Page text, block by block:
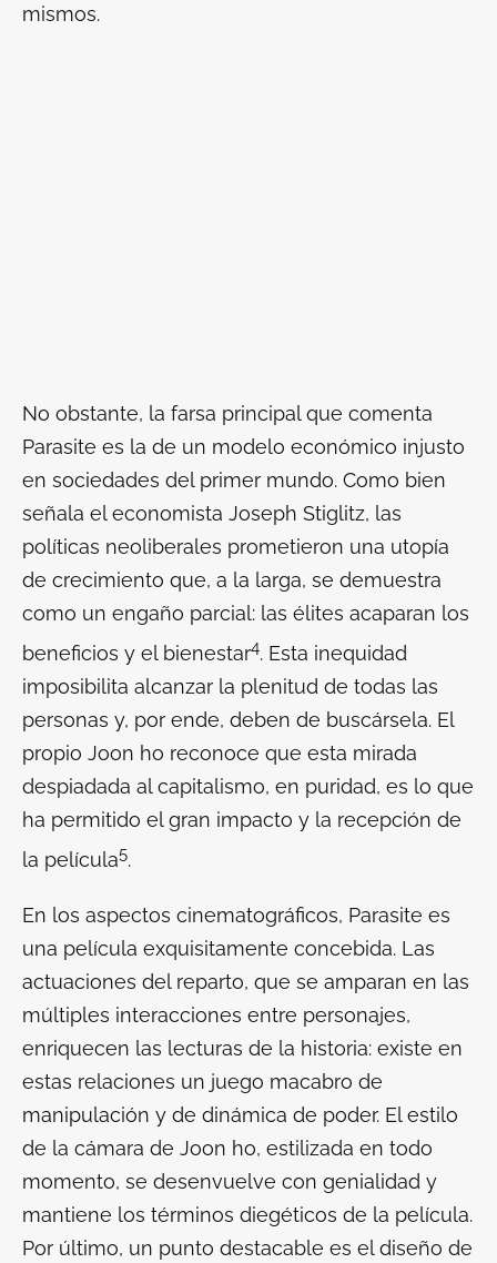
mismos.
No obstante, la farsa principal que comenta
Parasite es la de un modelo económico injusto
en sociedades del primer mundo. Como bien
señala el economista Joseph Stiglitz, las
políticas neoliberales prometieron una utopía
de crecimiento que, a la larga, se demuestra
como un engaño parcial: las élites acaparan los
beneficios y el bienestar4. Esta inequidad
imposibilita alcanzar la plenitud de todas las
personas y, por ende, deben de buscársela. El
propio Joon ho reconoce que esta mirada
despiadada al capitalismo, en puridad, es lo que
ha permitido el gran impacto y la recepción de
la película5.
En los aspectos cinematográficos, Parasite es
una película exquisitamente concebida. Las
actuaciones del reparto, que se amparan en las
múltiples interacciones entre personajes,
enriquecen las lecturas de la historia: existe en
estas relaciones un juego macabro de
manipulación y de dinámica de poder. El estilo
de la cámara de Joon ho, estilizada en todo
momento, se desenvuelve con genialidad y
mantiene los términos diegéticos de la película.
Por último, un punto destacable es el diseño de